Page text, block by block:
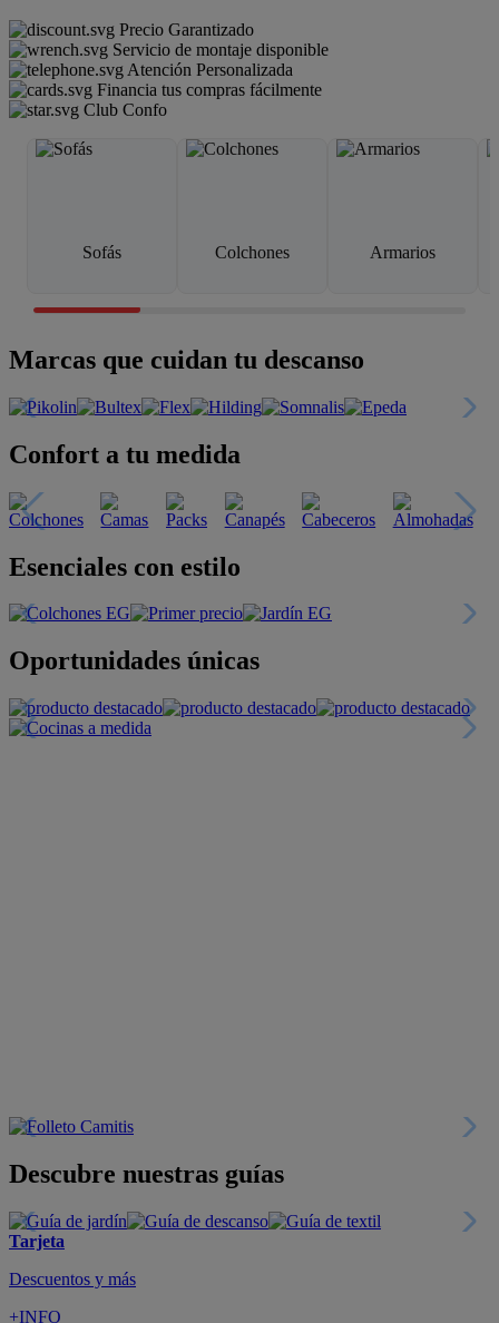
Precio Garantizado
Servicio de montaje disponible
Atención Personalizada
Financia tus compras fácilmente
Club Confo
Sofás Colchones Armarios
Marcas que cuidan tu descanso
Confort a tu medida
Esenciales con estilo
Oportunidades únicas
Descubre nuestras guías
Tarjeta
Descuentos y más
+INFO